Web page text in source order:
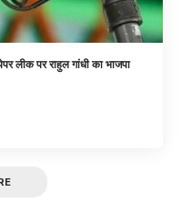
लीक पर राहुल गांधी का भाजपा